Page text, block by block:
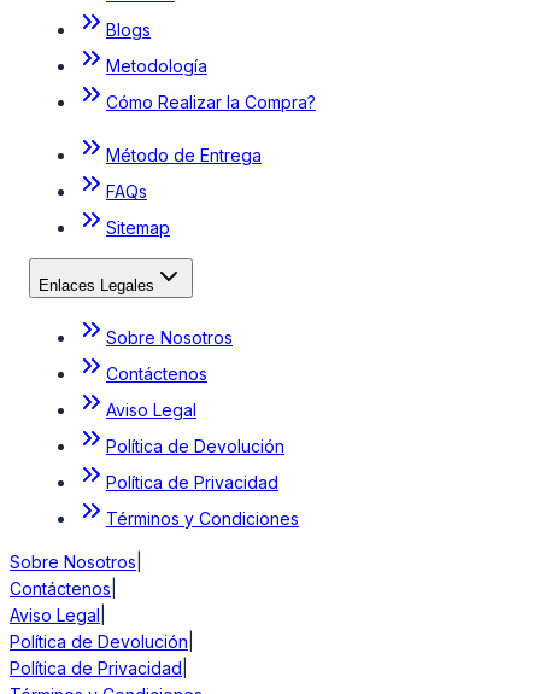
Blogs
Metodología
Cómo Realizar la Compra?
Método de Entrega
FAQs
Sitemap
Enlaces Legales
Sobre Nosotros
Contáctenos
Aviso Legal
Política de Devolución
Política de Privacidad
Términos y Condiciones
Sobre Nosotros
Contáctenos
Aviso Legal
Política de Devolución
Política de Privacidad